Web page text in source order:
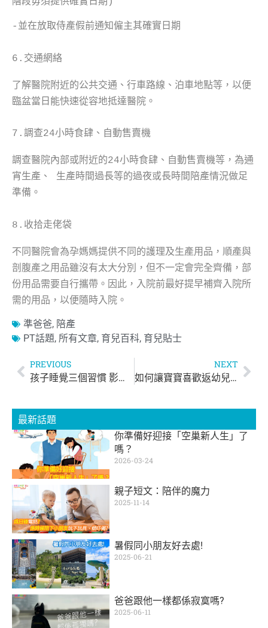
-並在放取侍產假前通知僱主其確實日期
6.交通網絡
了解醫院附近的公共交通、行車路線、泊車地點等，以便
臨盆當日能快速從容地抵達醫院。
7.調查24小時食肆、自動售賣機
調查醫院內部或附近的24小時食肆、自動售賣機等，為通
宵生產、 生產時間過長等的過夜或長時間陪產情況做足
準備。
8.收拾走佬袋
不同醫院會為孕媽媽提供不同的護理及生產用品，順產與
剖腹產之用品雖沒有太大分別，但不一定會完全齊備，部
份用品需要自行攜帶。因此，入院前最好提早補齊入院所
需的用品，以便隨時入院。
準爸爸, 陪產
PT話題, 所有文章, 育兒百科, 育兒貼士
PREVIOUS
孩子睡覺三個習慣 影響日後長高？
NEXT
如何讓寶寶喜歡返幼兒園？
最新話題
你準備好迎接「空巢新人生」了
嗎？
2026-03-24
親子短文：陪伴的魔力
2025-11-14
暑假同小朋友好去處!
2025-06-21
爸爸跟他一樣都係寂寞嗎?
2025-06-11